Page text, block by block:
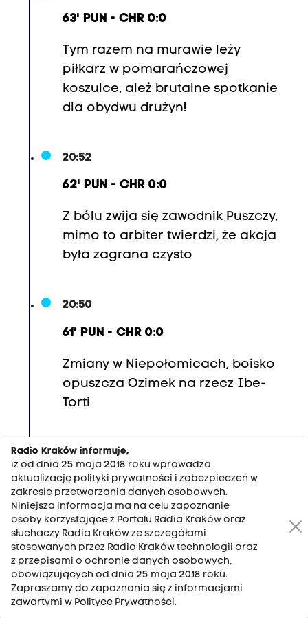
63' PUN - CHR 0:0
Tym razem na murawie leży
piłkarz w pomarańczowej
koszulce, ależ brutalne spotkanie
dla obydwu drużyn!
20:52
62' PUN - CHR 0:0
Z bólu zwija się zawodnik Puszczy,
mimo to arbiter twierdzi, że akcja
była zagrana czysto
20:50
61' PUN - CHR 0:0
Zmiany w Niepołomicach, boisko
opuszcza Ozimek na rzecz Ibe-
Torti
20:49
31' CRA - LEG 1:0
W Krakowie dzieje się! Kolejna
akcja raz jednego, raz drugiego
zespołu, mimo to wciąż Cracovia
o bramkę bliżej zwycięstwa!
Radio Kraków informuje,
iż od dnia 25 maja 2018 roku wprowadza
aktualizację polityki prywatności i zabezpieczeń w
zakresie przetwarzania danych osobowych.
Niniejsza informacja ma na celu zapoznanie
osoby korzystające z Portalu Radia Kraków oraz
słuchaczy Radia Kraków ze szczegółami
stosowanych przez Radio Kraków technologii oraz
z przepisami o ochronie danych osobowych,
obowiązujących od dnia 25 maja 2018 roku.
Zapraszamy do zapoznania się z informacjami
zawartymi w Polityce Prywatności.